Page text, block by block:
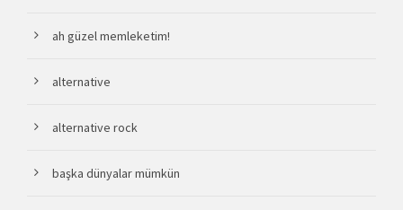
ah güzel memleketim!
alternative
alternative rock
başka dünyalar mümkün